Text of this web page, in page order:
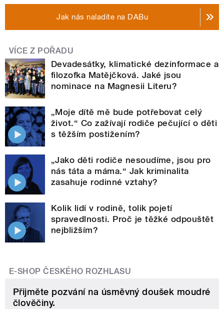
Jak nás naladíte na DABu
VÍCE Z POŘADU
Devadesátky, klimatické dezinformace a
filozofka Matějčková. Jaké jsou
nominace na Magnesii Literu?
„Moje dítě mě bude potřebovat celý
život.“ Co zažívají rodiče pečující o děti
s těžším postižením?
„Jako děti rodiče nesoudíme, jsou pro
nás táta a máma.“ Jak kriminalita
zasahuje rodinné vztahy?
Kolik lidí v rodině, tolik pojetí
spravedlnosti. Proč je těžké odpouštět
nejbližším?
E-SHOP ČESKÉHO ROZHLASU
Přijměte pozvání na úsměvný doušek moudré
člověčiny.